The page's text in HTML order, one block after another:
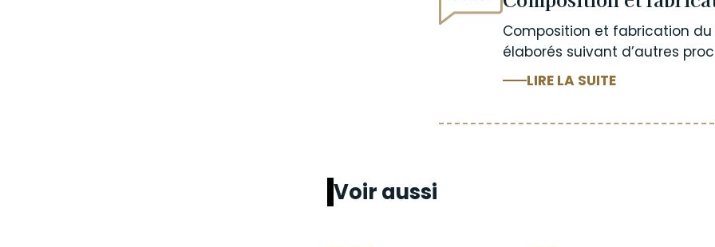
Composition et fabrication du
élaborés suivant d’autres
LIRE LA SUITE
Voir aussi